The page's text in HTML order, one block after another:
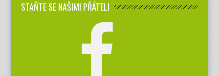
STAŇTE SE NAŠIMI PŘÁTELI